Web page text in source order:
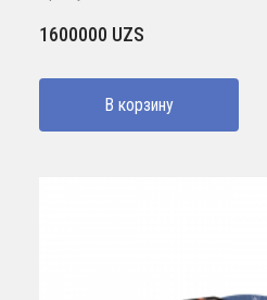
1600000 UZS
В корзину